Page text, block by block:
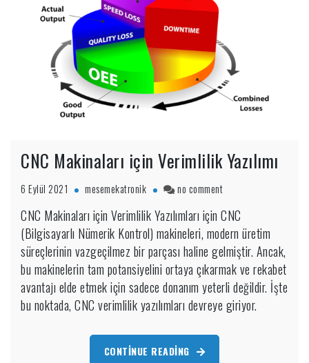
CNC Makinaları için Verimlilik Yazılımı
6 Eylül 2021 mesemekatronik no commenton
Makinaları
için
Verimlilik
Yazılımı
CNC Makinaları için Verimlilik Yazılımları için CNC
(Bilgisayarlı Nümerik Kontrol) makineleri, modern üretim
süreçlerinin vazgeçilmez bir parçası haline gelmiştir. Ancak,
bu makinelerin tam potansiyelini ortaya çıkarmak ve rekabet
avantajı elde etmek için sadece donanım yeterli değildir. İşte
bu noktada, CNC verimlilik yazılımları devreye giriyor.
CONTINUE READING